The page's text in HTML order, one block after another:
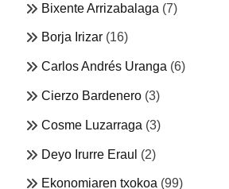
Bixente Arrizabalaga (7)
Borja Irizar (16)
Carlos Andrés Uranga (6)
Cierzo Bardenero (3)
Cosme Luzarraga (3)
Deyo Irurre Eraul (2)
Ekonomiaren txokoa (99)